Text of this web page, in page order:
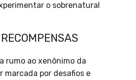
o sobrenatural
rumo ao xenônimo da
marcada por desafios e